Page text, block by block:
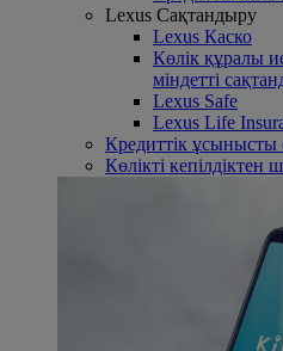
Lexus Сақтандыру
Lexus Каско
Көлік құралы
міндетті
Lexus Safe
Lexus Life
Кредиттік ұсынысты
Көлікті кепілдіктен